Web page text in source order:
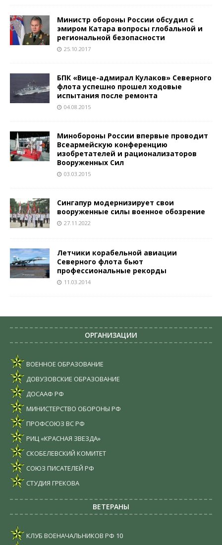
Министр обороны России обсудил с
эмиром Катара вопросы глобальной и
региональной безопасности
25.10.2017
БПК «Вице-адмирал Кулаков» Северного
флота успешно прошел ходовые
испытания после ремонта
04.08.2015
Минобороны России впервые проводит
Всеармейскую конференцию
изобретателей и рационализаторов
Вооруженных Сил
03.03.2015
Сингапур модернизирует свои
вооруженные силы военное обозрение
27.11.2022
Летчики корабельной авиации
Северного флота бьют
профессиональные рекорды
11.03.2014
ОРГАНИЗАЦИИ
ВОЕННОЕ ОБРАЗОВАНИЕ
ДОВУЗОВСКИЕ ОБРАЗОВАНИЕ
ДОСААФ РФ
МИНИСТЕРСТВО ОБОРОНЫ РФ
ПРОФСОЮЗ ВС РФ
РИЦ «КРАСНАЯ ЗВЕЗДА»
СКОБЕЛЕВСКИЙ КОМИТЕТ
СОЮЗ ПИСАТЕЛЕЙ РФ
СТУДИЯ ГРЕКОВА
ВЕТЕРАНЫ
КЛУБ ВОЕНАЧАЛЬНИКОВ РФ 10